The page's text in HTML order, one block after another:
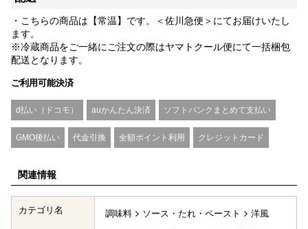
・こちらの商品は【常温】です。＜佐川急便＞にてお届けいたし
ます。
※冷蔵商品をご一緒にご注文の際はヤマトクール便にて一括梱包
配送となります。
ご利用可能決済
d払い（ドコモ） auかんたん決済 ソフトバンクまとめて支払い
GMO後払い 代金引換 全額ポイント利用 クレジットカード
関連情報
カテゴリ名 調味料 ソース・たれ・ペースト
洋風